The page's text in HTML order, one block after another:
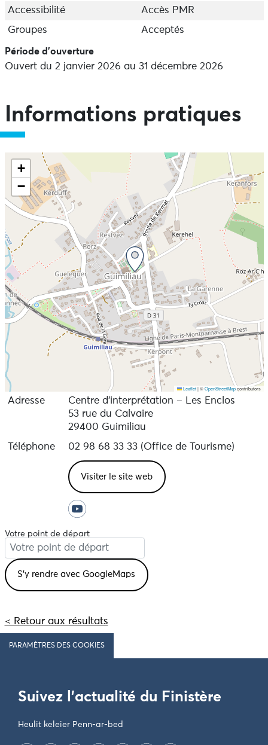
Accessibilité
Accès PMR
Groupes
Acceptés
Période d'ouverture
Ouvert du 2 janvier 2026 au 31 décembre 2026
Informations pratiques
+
−
Leaflet |©OpenStreetMapcontributors
Adresse
Centre d’interprétation – Les Enclos
53 rue du Calvaire
29400 Guimiliau
Téléphone
02 98 68 33 33 (Office de Tourisme)
Visiter le site web
Votre point de départ
< Retour aux résultats
PARAMÈTRES DES COOKIES
Suivez l'actualité du Finistère
Heulit keleier Penn-ar-bed